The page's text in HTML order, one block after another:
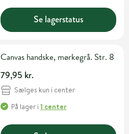
Se lagerstatus
Canvas handske, mørkegrå. Str. 8
79,95 kr.
Sælges kun i center
På lager i1 center